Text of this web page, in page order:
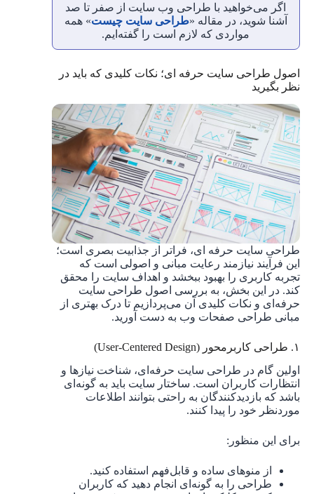
اگر می‌خواهید با طراحی وب سایت از صفر تا صد
آشنا شوید، در مقاله «طراحی سایت چیست» همه
مواردی که لازم است را گفته‌ایم.
اصول طراحی سایت حرفه ‌ای؛ نکات کلیدی که باید در
نظر بگیرید
طراحی سایت حرفه ‌ای، فراتر از جذابیت بصری است؛
این فرآیند نیازمند رعایت مبانی و اصولی است که
تجربه کاربری را بهبود ببخشد و اهداف سایت را محقق
کند. در این بخش، به بررسی اصول طراحی سایت
حرفه‌ای و نکات کلیدی آن می‌پردازیم تا درک بهتری از
مبانی طراحی صفحات وب به دست آورید.
۱. طراحی کاربرمحور (User-Centered Design)
اولین گام در طراحی سایت حرفه‌ای، شناخت نیازها و
انتظارات کاربران است. ساختار سایت باید به گونه‌ای
باشد که بازدیدکنندگان به راحتی بتوانند اطلاعات
موردنظر خود را پیدا کنند.
برای این منظور:
از منوهای ساده و قابل‌فهم استفاده کنید.
طراحی را به گونه‌ای انجام دهید که کاربران